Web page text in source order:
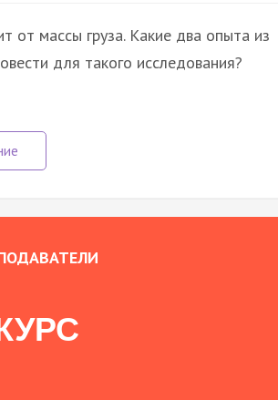
от массы груза. Какие два опыта из
для такого исследования?